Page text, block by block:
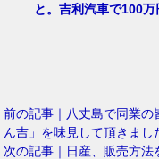
と。吉利汽車で100
前の記事｜八丈島で同業の
ん吉」を味見して頂きまし
次の記事｜日産、販売方